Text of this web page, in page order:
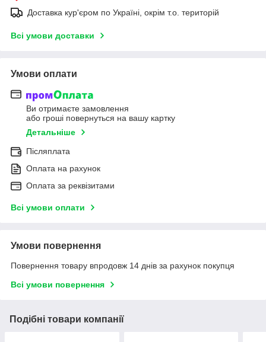
Доставка кур'єром по Україні, окрім т.о. територій
Всі умови доставки
Умови оплати
Ви отримаєте замовлення
або гроші повернуться на вашу картку
Детальніше
Післяплата
Оплата на рахунок
Оплата за реквізитами
Всі умови оплати
Умови повернення
Повернення товару впродовж 14 днів за рахунок покупця
Всі умови повернення
Подібні товари компанії